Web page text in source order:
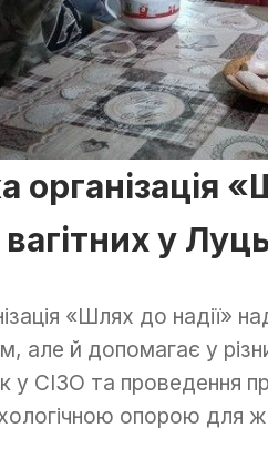
організація
у
«Шлях до надії»
але й допомагає у
у СІЗО та проведення
опорою для